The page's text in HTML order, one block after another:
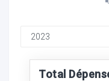
Total